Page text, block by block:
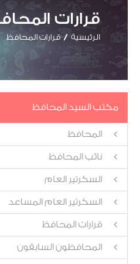
قرارات
الرئيسية قرارات المحافظ
مكتب السيد المحافظ
المحافظ
نائب المحافظ
السكرتير العام
السكرتير العام المساعد
قرارات المحافظ
المحافظون السابقون